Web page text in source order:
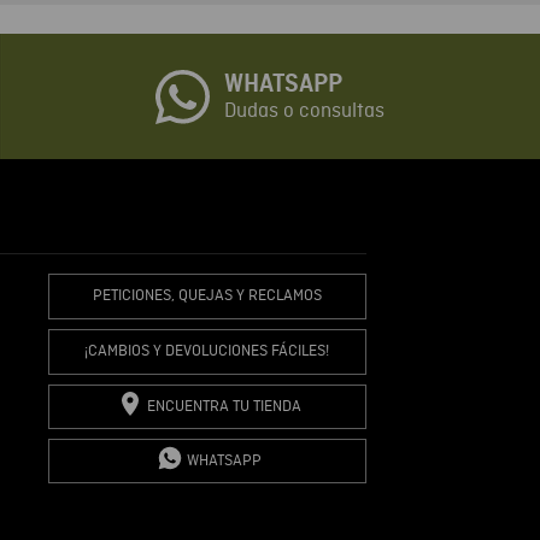
COMENTARIO
WHATSAPP
Dudas o consultas
PETICIONES, QUEJAS Y RECLAMOS
¡CAMBIOS Y DEVOLUCIONES FÁCILES!
ENCUENTRA TU TIENDA
WHATSAPP